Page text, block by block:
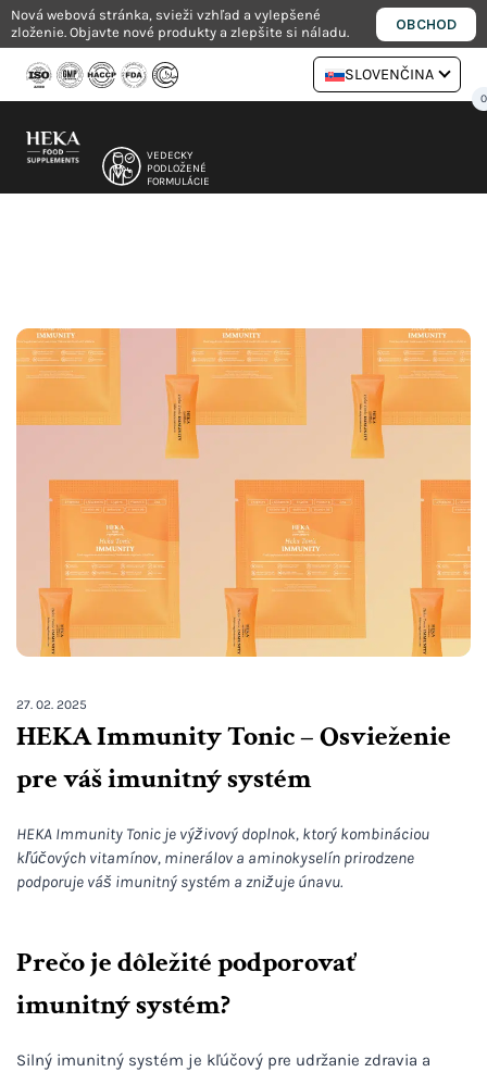
Preskočiť
na
obsah
Nová webová stránka, svieži vzhľad a vylepšené
zloženie. Objavte nové produkty a zlepšite si náladu.
OBCHOD
SLOVENČINA
VEDECKY
PODLOŽENÉ
FORMULÁCIE
NUTRICIONISTOV
0
27. 02. 2025
HEKA Immunity Tonic – Osvieženie
pre váš imunitný systém
HEKA Immunity Tonic je výživový doplnok, ktorý kombináciou
kľúčových vitamínov, minerálov a aminokyselín prirodzene
podporuje váš imunitný systém a znižuje únavu.
Prečo je dôležité podporovať
imunitný systém?
Silný imunitný systém je kľúčový pre udržanie zdravia a